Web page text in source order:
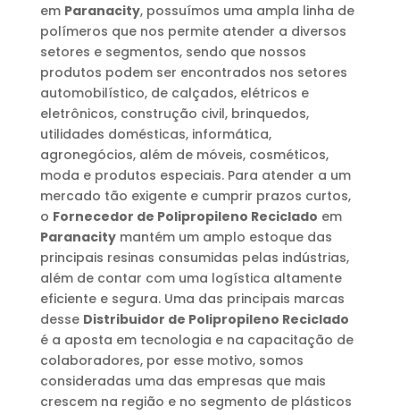
em Paranacity, possuímos uma ampla linha de
polímeros que nos permite atender a diversos
setores e segmentos, sendo que nossos
produtos podem ser encontrados nos setores
automobilístico, de calçados, elétricos e
eletrônicos, construção civil, brinquedos,
utilidades domésticas, informática,
agronegócios, além de móveis, cosméticos,
moda e produtos especiais. Para atender a um
mercado tão exigente e cumprir prazos curtos,
o Fornecedor de Polipropileno Reciclado em
Paranacitymantém um amplo estoque das
principais resinas consumidas pelas indústrias,
além de contar com uma logística altamente
eficiente e segura. Uma das principais marcas
desse Distribuidor de Polipropileno Reciclado
é a aposta em tecnologia e na capacitação de
colaboradores, por esse motivo, somos
consideradas uma das empresas que mais
crescem na região e no segmento de plásticos